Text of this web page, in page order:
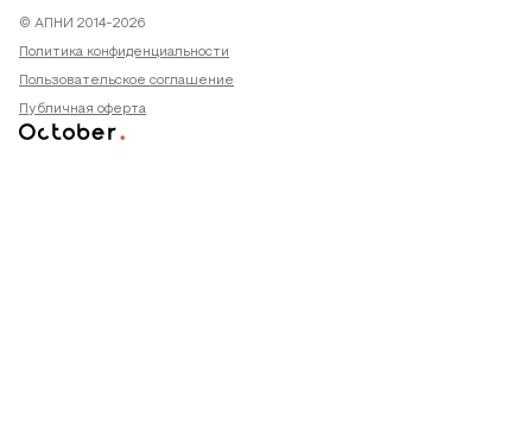
© АПНИ 2014-2026
Политика конфиденциальности
Пользовательское соглашение
Публичная оферта